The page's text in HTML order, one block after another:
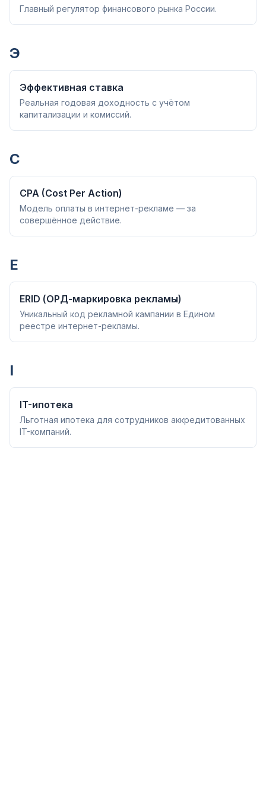
Главный регулятор финансового рынка России.
Э
Эффективная ставка
Реальная годовая доходность с учётом
капитализации и комиссий.
C
CPA (Cost Per Action)
Модель оплаты в интернет-рекламе — за
совершённое действие.
E
ERID (ОРД-маркировка рекламы)
Уникальный код рекламной кампании в Едином
реестре интернет-рекламы.
I
IT-ипотека
Льготная ипотека для сотрудников аккредитованных
IT-компаний.